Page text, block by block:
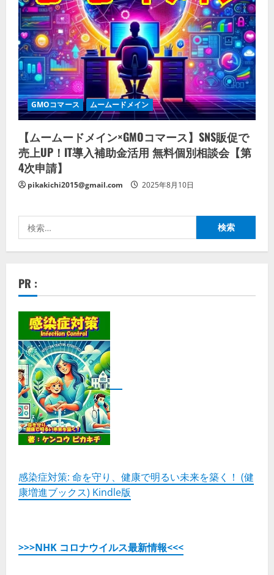
GMOコマース ムームードメイン
【ムームードメイン×GMOコマース】SNS販促で
売上UP！IT導入補助金活用 無料個別相談会【第
4次申請】
pikakichi2015@gmail.com 2025年8月10日
索:
PR :
感染症対策: 命を守り、健康で明るい未来を築く！ (健
康増進ブックス) Kindle版
>>>NHK コロナウイルス最新情報<<<